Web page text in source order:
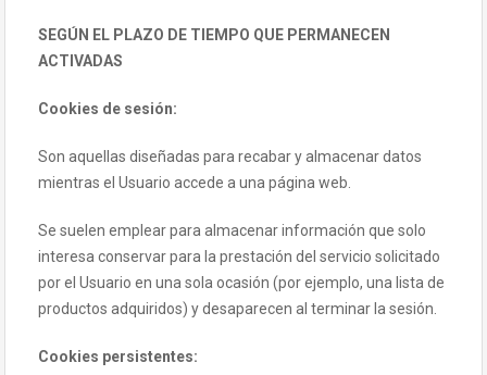
SEGÚN EL PLAZO DE TIEMPO QUE PERMANECEN
ACTIVADAS
Cookies de sesión:
Son aquellas diseñadas para recabar y almacenar datos
mientras el Usuario accede a una página web.
Se suelen emplear para almacenar información que solo
interesa conservar para la prestación del servicio solicitado
por el Usuario en una sola ocasión (por ejemplo, una lista de
productos adquiridos) y desaparecen al terminar la sesión.
Cookies persistentes: